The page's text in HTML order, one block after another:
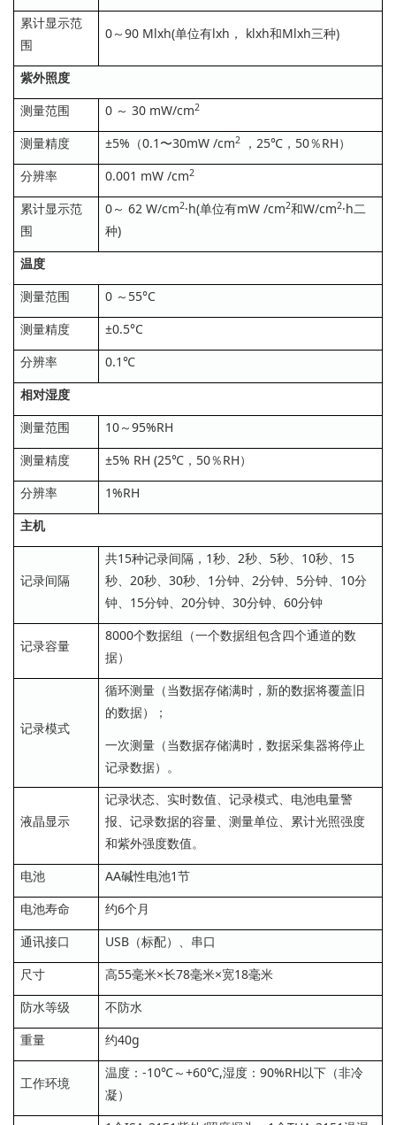
累计显示范
围
0～90 Mlxh(单位有lxh， klxh和Mlxh三种)
紫外照度
测量范围
0 ～ 30 mW/cm2
测量精度 ±5%（0.1〜30mW /cm2
，25℃，50％RH）
分辨率
0.001 mW /cm2
累计显示范
围
0～ 62 W/cm2·h(单位有mW /cm2和W/cm2·h二
种)
温度
测量范围
0 ～55°C
测量精度
±0.5°C
分辨率
0.1℃
相对湿度
测量范围
10～95%RH
测量精度
±5% RH (25℃，50％RH）
分辨率
1%RH
主机
记录间隔
共15种记录间隔，1秒、2秒、5秒、10秒、15
秒、20秒、30秒、1分钟、2分钟、5分钟、10分
钟、15分钟、20分钟、30分钟、60分钟
记录容量
8000个数据组（一个数据组包含四个通道的数
据）
记录模式
循环测量（当数据存储满时，新的数据将覆盖旧
的数据）；
一次测量（当数据存储满时，数据采集器将停止
记录数据）。
液晶显示
记录状态、实时数值、记录模式、电池电量警
报、记录数据的容量、测量单位、累计光照强度
和紫外强度数值。
电池
AA碱性电池1节
电池寿命
约6个月
通讯接口
USB（标配）、串口
尺寸
高55毫米×长78毫米×宽18毫米
防水等级
不防水
重量
约40g
工作环境
温度：-10℃～+60℃,湿度：90%RH以下（非冷
凝）